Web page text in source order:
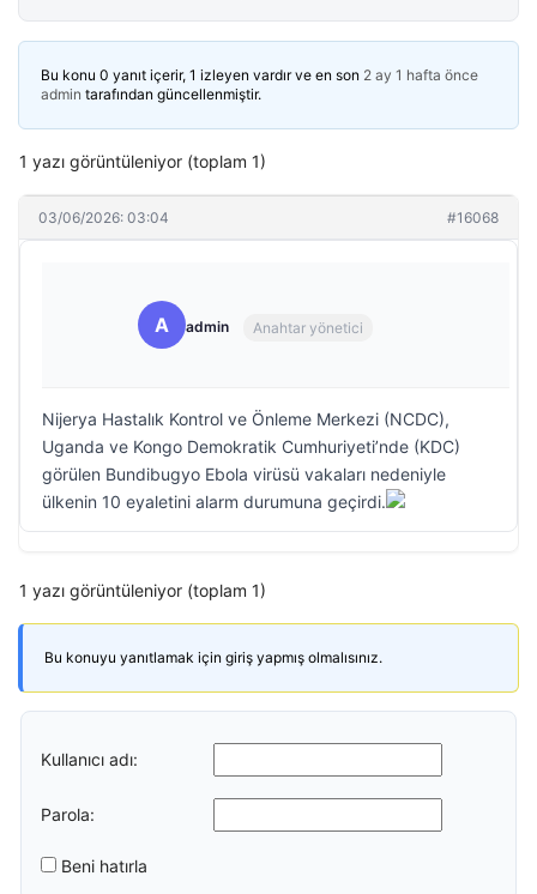
Bu konu 0 yanıt içerir, 1 izleyen vardır ve en son 2 ay 1 hafta önce
admin tarafından güncellenmiştir.
1 yazı görüntüleniyor (toplam 1)
03/06/2026: 03:04 #16068
A admin Anahtar yönetici
Nijerya Hastalık Kontrol ve Önleme Merkezi (NCDC),
Uganda ve Kongo Demokratik Cumhuriyeti’nde (KDC)
görülen Bundibugyo Ebola virüsü vakaları nedeniyle
ülkenin 10 eyaletini alarm durumuna geçirdi.
1 yazı görüntüleniyor (toplam 1)
Bu konuyu yanıtlamak için giriş yapmış olmalısınız.
Kullanıcı adı:
Parola:
Beni hatırla